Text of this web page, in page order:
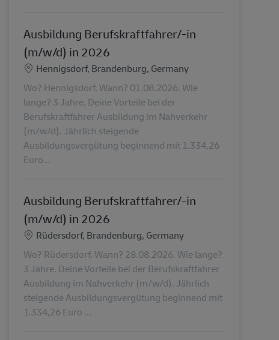
Ausbildung Berufskraftfahrer/-in
(m/w/d) in 2026
Lokalizacja
Hennigsdorf, Brandenburg, Germany
Wo? Hennigsdorf. Wann? 01.08.2026. Wie
lange? 3 Jahre. Deine Vorteile bei der
Berufskraftfahrer Ausbildung im Nahverkehr
(m/w/d). Jährlich steigende
Ausbildungsvergütung beginnend mit 1.334,26
Euro...
Ausbildung Berufskraftfahrer/-in
(m/w/d) in 2026
Lokalizacja
Rüdersdorf, Brandenburg, Germany
Wo? Rüdersdorf. Wann? 28.08.2026. Wie lange?
3 Jahre. Deine Vorteile bei der Berufskraftfahrer
Ausbildung im Nahverkehr (m/w/d). Jährlich
steigende Ausbildungsvergütung beginnend mit
1.334,26 Euro ...